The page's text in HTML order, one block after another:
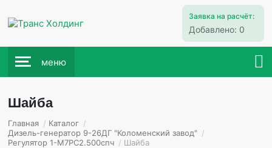
Заявка на расчёт:
Добавлено: 0
меню
Шайба
Главная / Каталог /
Дизель-генератор 9-26ДГ "Коломенский завод" /
Регулятор 1-М7РС2.500спч / Шайба